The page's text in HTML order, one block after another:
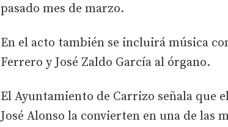
pasado mes de marzo.
En el acto también se incluirá música
Ferrero y José Zaldo García al órgano.
El Ayuntamiento de Carrizo señala que
José Alonso la convierten en una de las